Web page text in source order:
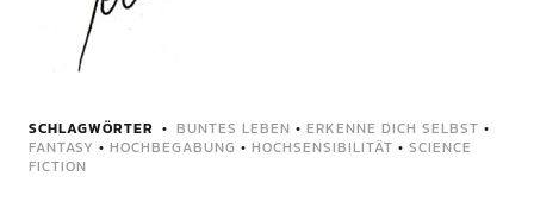
SCHLAGWÖRTER BUNTES LEBEN • ERKENNE DICH SELBST •
FANTASY • HOCHBEGABUNG • HOCHSENSIBILITÄT • SCIENCE
FICTION